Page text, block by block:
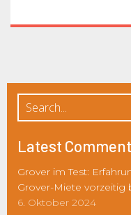
Latest
Grover im Test:
Grover-Miete vorzeitig
6. Oktober 2024